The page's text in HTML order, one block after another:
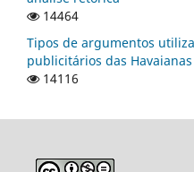
14464
Tipos de argumentos
publicitários das Havaianas
14116